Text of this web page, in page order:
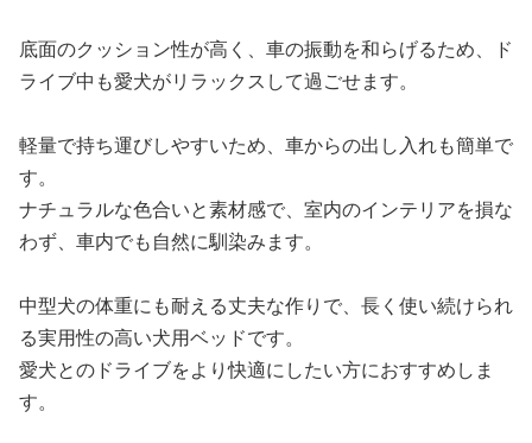
底面のクッション性が高く、車の振動を和らげるため、ド
ライブ中も愛犬がリラックスして過ごせます。
軽量で持ち運びしやすいため、車からの出し入れも簡単で
す。
ナチュラルな色合いと素材感で、室内のインテリアを損な
わず、車内でも自然に馴染みます。
中型犬の体重にも耐える丈夫な作りで、長く使い続けられ
る実用性の高い犬用ベッドです。
愛犬とのドライブをより快適にしたい方におすすめしま
す。